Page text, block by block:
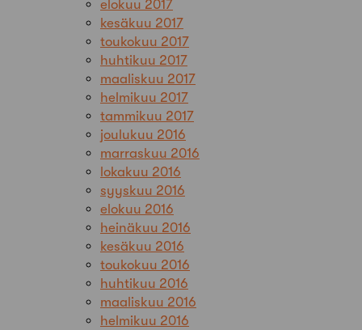
elokuu 2017
kesäkuu 2017
toukokuu 2017
huhtikuu 2017
maaliskuu 2017
helmikuu 2017
tammikuu 2017
joulukuu 2016
marraskuu 2016
lokakuu 2016
syyskuu 2016
elokuu 2016
heinäkuu 2016
kesäkuu 2016
toukokuu 2016
huhtikuu 2016
maaliskuu 2016
helmikuu 2016